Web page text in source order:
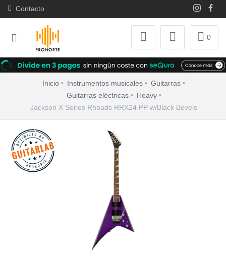
Contacto
0
Inicio Instrumentos musicales
Guitarras
Guitarras eléctricas
Heavy
Jackson X Series Rhoads RRX24 PP w/Black Bevels